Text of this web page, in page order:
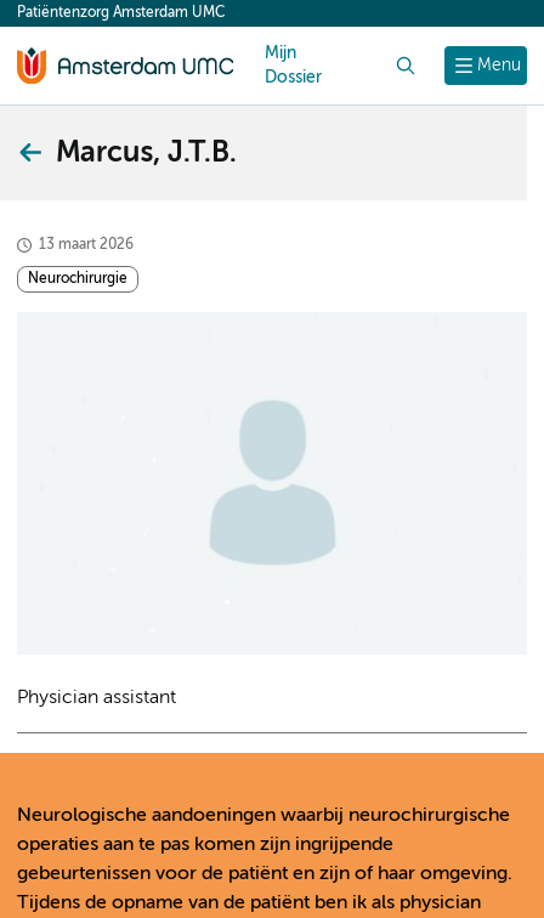
content
Menu
Patiëntenzorg Amsterdam UMC
Mijn
Dossier
Marcus, J.T.B.
13 maart 2026
Neurochirurgie
Physician assistant
Neurologische aandoeningen waarbij neurochirurgische
operaties aan te pas komen zijn ingrijpende
gebeurtenissen voor de patiënt en zijn of haar omgeving.
Tijdens de opname van de patiënt ben ik als physician